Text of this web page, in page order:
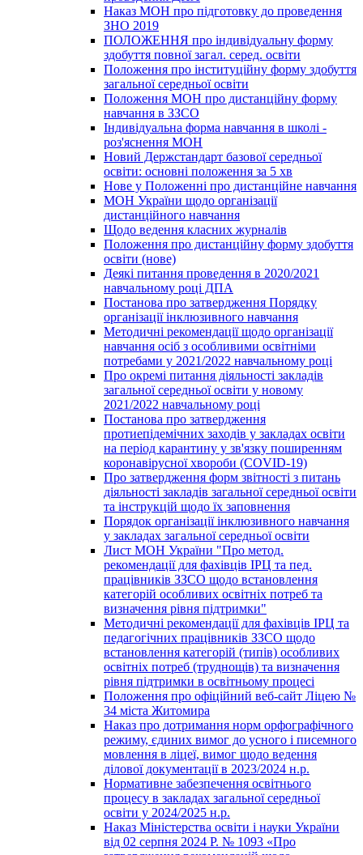
Наказ МОН про підготовку до проведення
ЗНО 2019
ПОЛОЖЕННЯ про індивідуальну форму
здобуття повної загал. серед. освіти
Положення про інституційну форму здобуття
загальної середньої освіти
Положення МОН про дистанційну форму
навчання в ЗЗСО
Індивідуальна форма навчання в школі -
роз'яснення МОН
Новий Держстандарт базової середньої
освіти: основні положення за 5 хв
Нове у Положенні про дистанційне навчання
МОН України щодо організації
дистанційного навчання
Щодо ведення класних журналів
Положення про дистанційну форму здобуття
освіти (нове)
Деякі питання проведення в 2020/2021
навчальному році ДПА
Постанова про затвердження Порядку
організації інклюзивного навчання
Методичні рекомендації щодо організації
навчання осіб з особливими освітніми
потребами у 2021/2022 навчальному році
Про окремі питання діяльності закладів
загальної середньої освіти у новому
2021/2022 навчальному році
Постанова про затвердження
протиепідемічних заходів у закладах освіти
на період карантину у зв'язку поширенням
коронавірусної хвороби (COVID-19)
Про затвердження форм звітності з питань
діяльності закладів загальної середньої освіти
та інструкцій щодо їх заповнення
Порядок організації інклюзивного навчання
у закладах загальної середньої освіти
Лист МОН України "Про метод.
рекомендації для фахівців ІРЦ та пед.
працівників ЗЗСО щодо встановлення
категорій особливих освітніх потреб та
визначення рівня підтримки"
Методичні рекомендації для фахівців ІРЦ та
педагогічних працівників ЗЗСО щодо
встановлення категорій (типів) особливих
освітніх потреб (труднощів) та визначення
рівня підтримки в освітньому процесі
Положення про офіційний веб-сайт Ліцею №
34 міста Житомира
Наказ про дотримання норм орфографічного
режиму, єдиних вимог до усного і писемного
мовлення в ліцеї, вимог щодо ведення
ділової документації в 2023/2024 н.р.
Нормативне забезпечення освітнього
процесу в закладах загальної середньої
освіти у 2024/2025 н.р.
Наказ Міністерства освіти і науки України
від 02 серпня 2024 Р. № 1093 «Про